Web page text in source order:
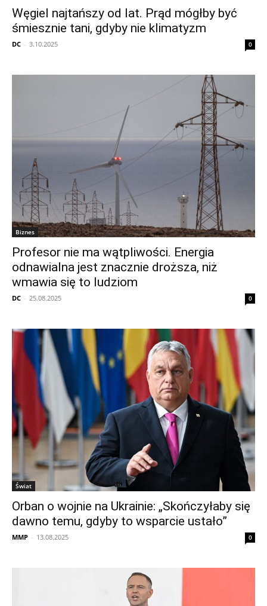
Węgiel najtańszy od lat. Prąd mógłby być
śmiesznie tani, gdyby nie klimatyzm
DC - 3.10.2025 0
Biznes
Profesor nie ma wątpliwości. Energia
odnawialna jest znacznie droższa, niż
wmawia się to ludziom
DC - 25.08.2025 0
Świat
Orban o wojnie na Ukrainie: „Skończyłaby się
dawno temu, gdyby to wsparcie ustało”
MMP - 13.08.2025 0